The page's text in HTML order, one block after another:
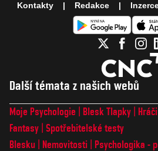
Další témata z našich webů
Moje Psychologie Blesk Tlapky
Fantasy Spotřebitelské testy
Blesku
Nemovitosti
Psychologika -
Kontakty Redakce